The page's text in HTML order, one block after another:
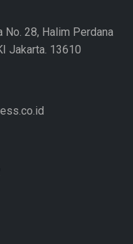
28, Halim Perdana
Jakarta. 13610